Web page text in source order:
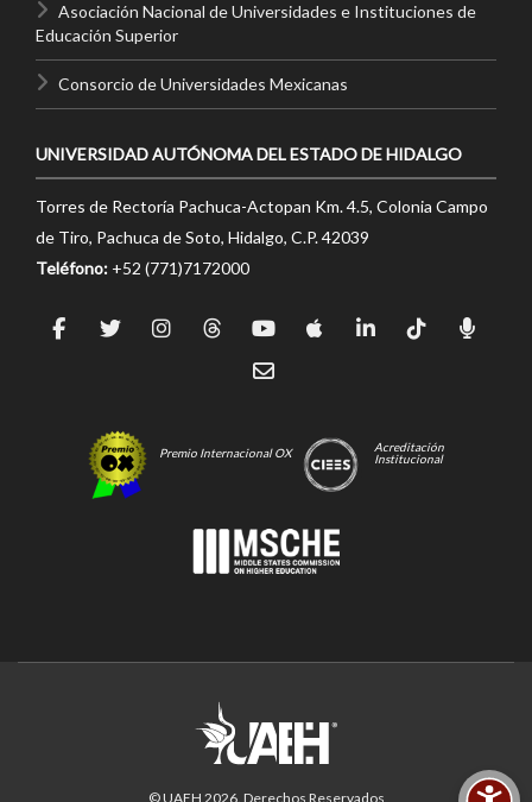
Asociación Nacional de Universidades e Instituciones de
Educación Superior
Consorcio de Universidades Mexicanas
UNIVERSIDAD AUTÓNOMA DEL ESTADO DE HIDALGO
Torres de Rectoría Pachuca-Actopan Km. 4.5, Colonia Campo
de Tiro, Pachuca de Soto, Hidalgo, C.P. 42039
Teléfono: +52 (771)7172000
Premio Internacional OX
Acreditación
Institucional
© UAEH 2026. Derechos Reservados